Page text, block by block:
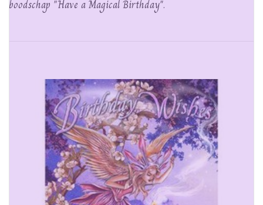
boodschap "Have a Magical Birthday".